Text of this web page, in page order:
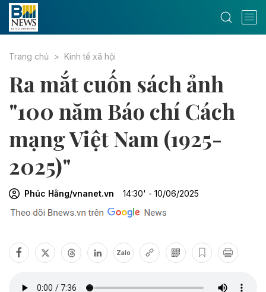
Trang chủ Kinh tế xã hội
Ra mắt cuốn sách ảnh
"100 năm Báo chí Cách
mạng Việt Nam (1925-
2025)"
Phúc Hằng/vnanet.vn 14:30' - 10/06/2025
Zalo